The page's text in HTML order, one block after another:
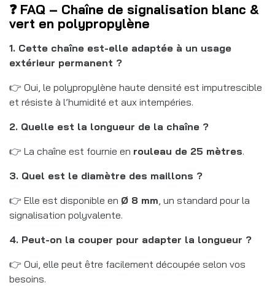
❓ FAQ – Chaîne de signalisation blanc &
vert en polypropylène
1. Cette chaîne est-elle adaptée à un usage
extérieur permanent ?
👉 Oui, le polypropylène haute densité est imputrescible
et résiste à l’humidité et aux intempéries.
2. Quelle est la longueur de la chaîne ?
👉 La chaîne est fournie en rouleau de 25 mètres.
3. Quel est le diamètre des maillons ?
👉 Elle est disponible en Ø 8 mm , un standard pour la
signalisation polyvalente.
4. Peut-on la couper pour adapter la longueur ?
👉 Oui, elle peut être facilement découpée selon vos
besoins.